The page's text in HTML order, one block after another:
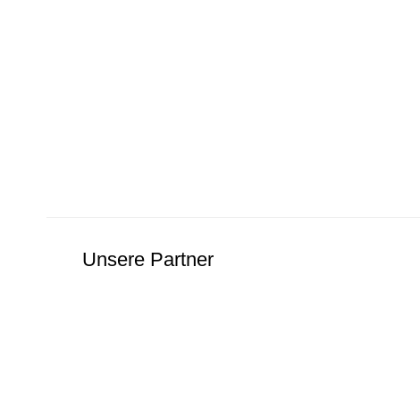
Unsere Partner